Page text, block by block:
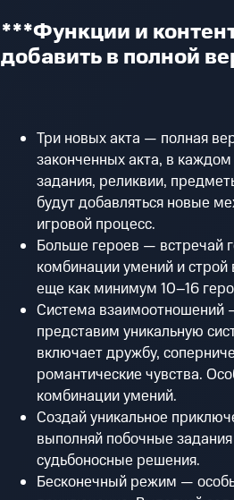
***Функции и
добавить в полной
Три новых акта — полная
законченных акта, в
задания, реликвии,
будут добавляться новые
игровой процесс.
Больше героев — встречай
комбинации умений и
еще как минимум 10–16
Система взаимоотношений
представим уникальную
включает дружбу,
романтические чувства.
комбинации умений.
Создай уникальное
выполняй побочные
судьбоносные решения.
Бесконечный режим —